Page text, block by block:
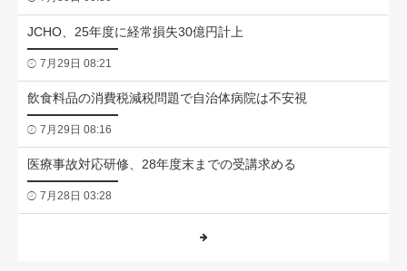
JCHO、25年度に経常損失30億円計上
7月29日 08:21
飲食料品の消費税減税問題で自治体病院は不安視
7月29日 08:16
医療事故対応研修、28年度末までの受講求める
7月28日 03:28